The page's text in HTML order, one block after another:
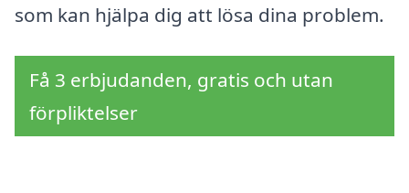
som kan hjälpa dig att lösa dina problem.
Få 3 erbjudanden, gratis och utan
förpliktelser